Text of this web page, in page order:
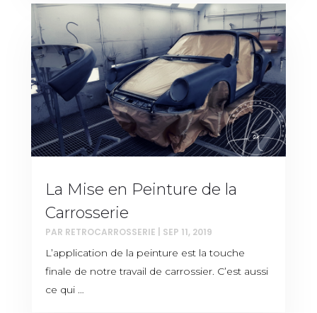
La Mise en Peinture de la
Carrosserie
PAR RETROCARROSSERIE SEP 11, 2019
L’application de la peinture est la touche
finale de notre travail de carrossier. C’est aussi
ce qui …